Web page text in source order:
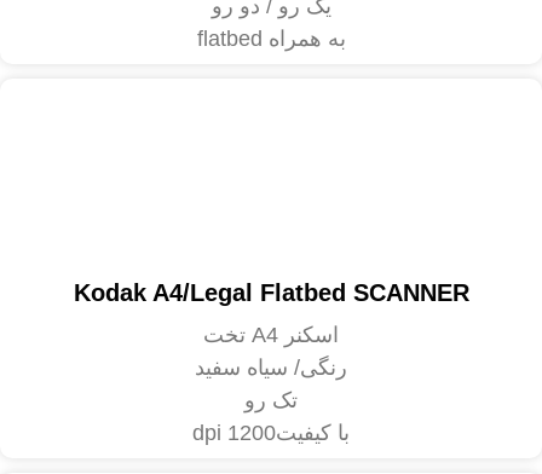
یک رو / دو رو
به همراه flatbed
Kodak A4/Legal Flatbed SCANNER
اسکنر A4 تخت
رنگی/ سیاه سفید
تک رو
با کیفیت1200 dpi